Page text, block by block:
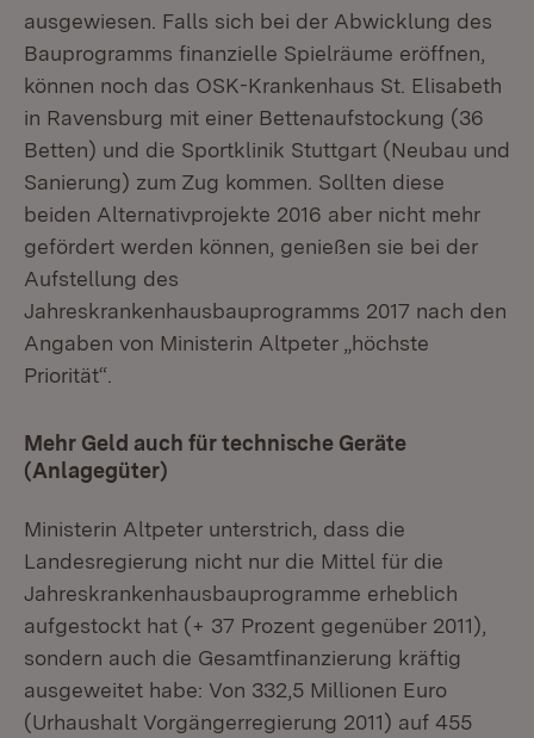
ausgewiesen. Falls sich bei der Abwicklung des
Bauprogramms finanzielle Spielräume eröffnen,
können noch das OSK-Krankenhaus St. Elisabeth
in Ravensburg mit einer Bettenaufstockung (36
Betten) und die Sportklinik Stuttgart (Neubau und
Sanierung) zum Zug kommen. Sollten diese
beiden Alternativprojekte 2016 aber nicht mehr
gefördert werden können, genießen sie bei der
Aufstellung des
Jahreskrankenhausbauprogramms 2017 nach den
Angaben von Ministerin Altpeter „höchste
Priorität“.
Mehr Geld auch für technische Geräte
(Anlagegüter)
Ministerin Altpeter unterstrich, dass die
Landesregierung nicht nur die Mittel für die
Jahreskrankenhausbauprogramme erheblich
aufgestockt hat (+ 37 Prozent gegenüber 2011),
sondern auch die Gesamtfinanzierung kräftig
ausgeweitet habe: Von 332,5 Millionen Euro
(Urhaushalt Vorgängerregierung 2011) auf 455